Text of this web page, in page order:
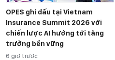
OPES ghi dấu tại Vietnam
Insurance Summit 2026 với
chiến lược AI hướng tới tăng
trưởng bền vững
6 giờ trước